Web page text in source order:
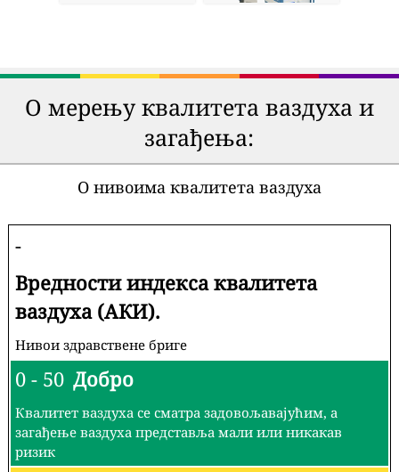
О мерењу квалитета ваздуха и
загађења:
О нивоима квалитета ваздуха
-
Вредности индекса квалитета
ваздуха (АКИ).
Нивои здравствене бриге
0 - 50 Добро
Квалитет ваздуха се сматра задовољавајућим, а
загађење ваздуха представља мали или никакав
ризик